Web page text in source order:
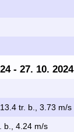
- 27. 10. 2024
tr. b., 3.73 m/s
b., 4.24 m/s